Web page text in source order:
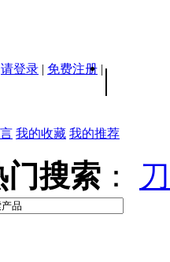
请登录 | 免费注册 | |
我的收藏 我的推荐
门搜索 ：